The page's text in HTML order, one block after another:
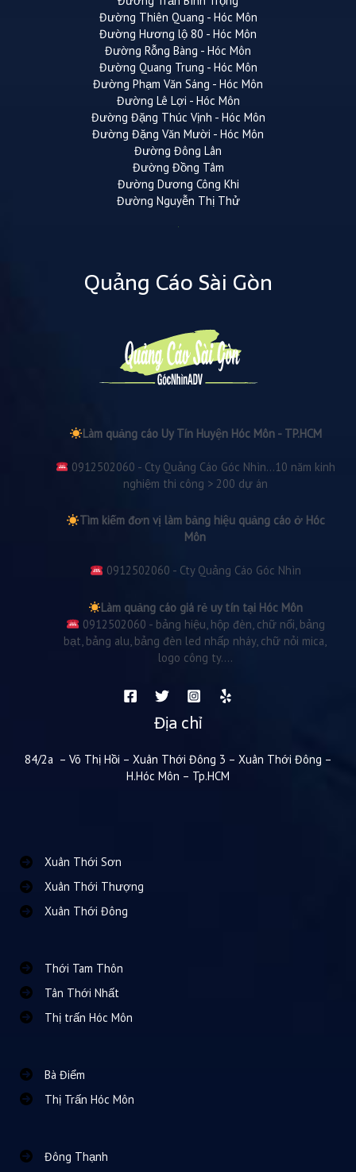
Đường Thiên Quang - Hóc Môn
Đường Hương lộ 80 - Hóc Môn
Đường Rỗng Bàng - Hóc Môn
Đường Quang Trung - Hóc Môn
Đường Phạm Văn Sáng - Hóc Môn
Đường Lê Lợi - Hóc Môn
Đường Đặng Thúc Vịnh - Hóc Môn
Đường Đặng Văn Mười - Hóc Môn
Đường Đông Lân
Đường Đồng Tâm
Đường Dương Công Khi
Đường Nguyễn Thị Thử
Quảng Cáo Sài Gòn
Làm quảng cáo Uy Tín Huyện Hóc Môn - TP.HCM
0912502060 - Cty Quảng Cáo Góc Nhìn...10 năm kinh
nghiệm thi công > 200 dự án
Tìm kiếm đơn vị làm bảng hiệu quảng cáo ở Hóc
Môn
0912502060 - Cty Quảng Cáo Góc Nhìn
Làm quảng cáo giá rẻ uy tín tại Hóc Môn
0912502060 - bảng hiệu, hộp đèn, chữ nổi, bảng
bạt, bảng alu, bảng đèn led nhấp nháy, chữ nỏi mica,
logo công ty....
Địa chỉ
84/2a – Võ Thị Hồi – Xuân Thới Đông 3 – Xuân Thới Đông –
H.Hóc Môn – Tp.HCM
Xuân Thới Sơn
Xuân Thới Thượng
Xuân Thới Đông
Thới Tam Thôn
Tân Thới Nhất
Thị trấn Hóc Môn
Bà Điểm
Thị Trấn Hóc Môn
Đông Thạnh